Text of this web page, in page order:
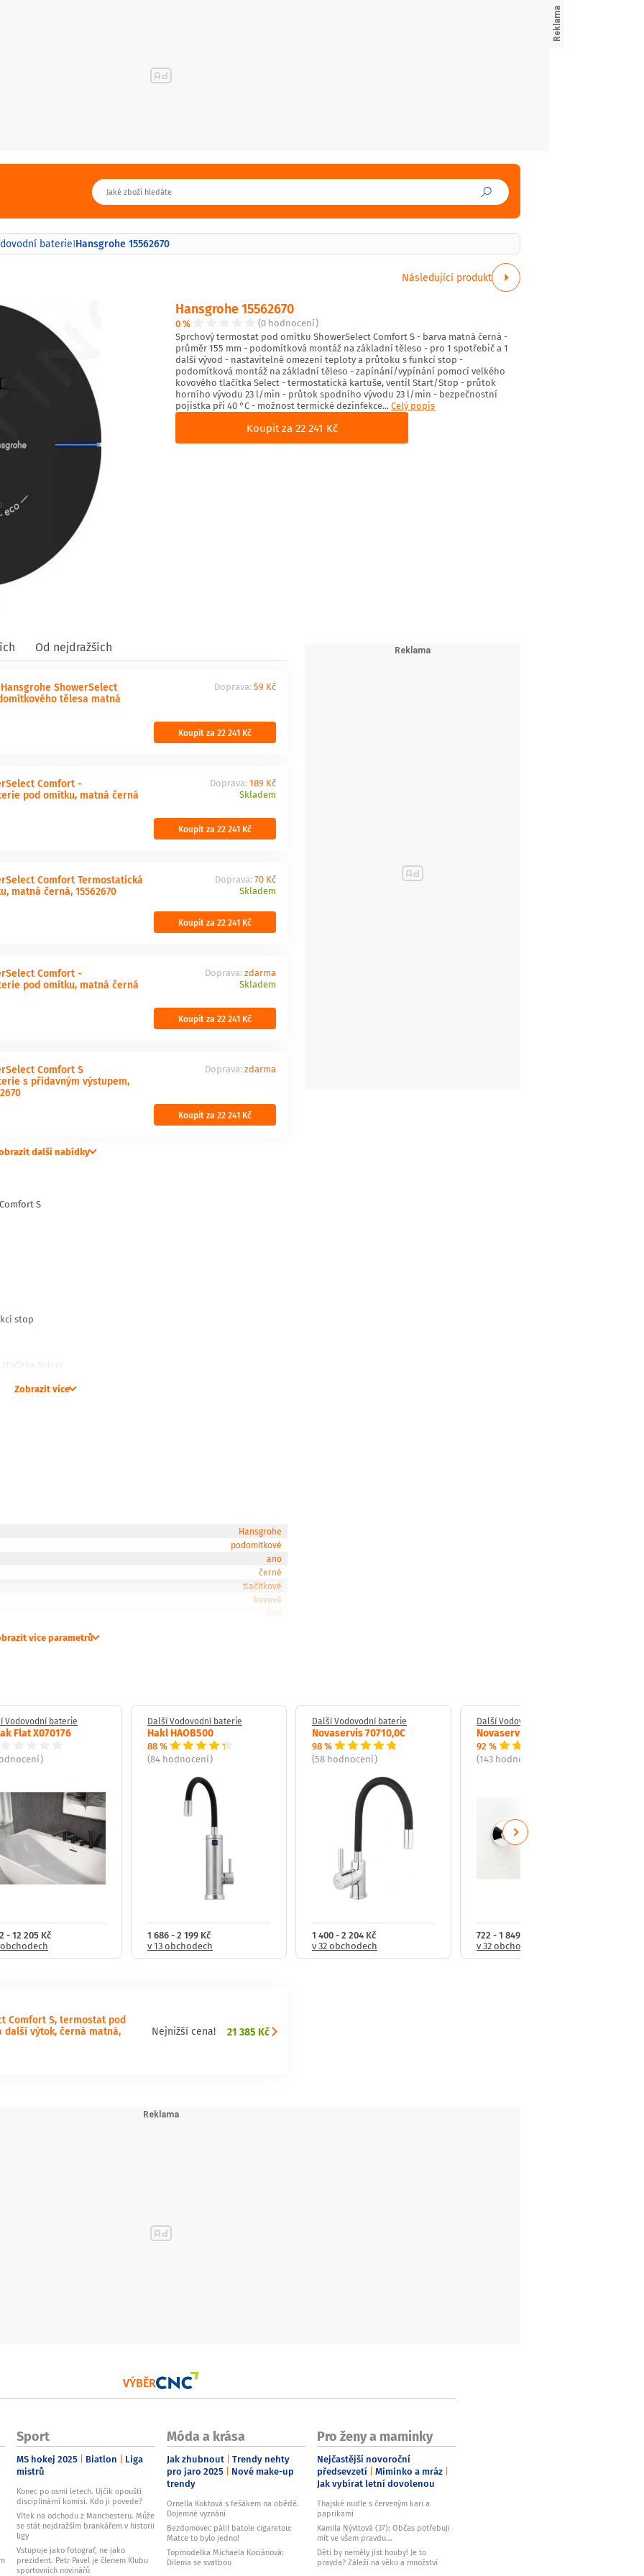
baterie|Hansgrohe 15562670
Následující produkt
Hansgrohe 15562670
0 %
(0 hodnocení)
Sprchový termostat pod omítku ShowerSelect Comfort S - barva matná černá -
průměr 155 mm - podomítková montáž na základní těleso - pro 1 spotřebič a 1
další vývod - nastavitelné omezení teploty a průtoku s funkcí stop -
podomítková montáž na základní těleso - zapínání/vypínání pomocí velkého
kovového tlačítka Select - termostatická kartuše, ventil Start/Stop - průtok
horního vývodu 23 l/min - průtok spodního vývodu 23 l/min - bezpečnostní
pojistka při 40 °C - možnost termické dezinfekce...Celý popis
Koupit za 22 241 Kč
Od nejdražších
ShowerSelect
tělesa matná
Doprava: 59 Kč
Koupit za 22 241 Kč
Comfort -
pod omítku, matná černá
Doprava: 189 Kč
Skladem
Koupit za 22 241 Kč
Comfort Termostatická
matná černá, 15562670
Doprava: 70 Kč
Skladem
Koupit za 22 241 Kč
Comfort -
pod omítku, matná černá
Doprava: zdarma
Skladem
Koupit za 22 241 Kč
Comfort S
s přídavným výstupem,
Doprava: zdarma
Koupit za 22 241 Kč
další nabídky
S
stop
Select
sprchu, vodopád, vanu
zakoupit zvlášť.
Zobrazit více
Hansgrohe
podomítkové
ano
černé
tlačítkové
kovové
ano
více parametrů
Vodovodní baterie
Flat X070176
- 12 205 Kč
obchodech
Další Vodovodní baterie
Hakl HAOB500
88 %
(84 hodnocení)
1 686 - 2 199 Kč
v 13 obchodech
Další Vodovodní baterie
Novaservis 70710,0C
98 %
(58 hodnocení)
1 400 - 2 204 Kč
v 32 obchodech
Další Vodovodní baterie
Novaservis 92074/1
92 %
(143 hodnocení)
722 - 1 849 Kč
v 32 obchodech
Next
Comfort S, termostat pod
výtok, černá matná, Nejnižší cena! 21 385 Kč
VÝBĚR
Sport
MS hokej 2025 Biatlon
Liga
mistrů
Konec po osmi letech. Ujčík opouští
disciplinární komisi. Kdo ji povede?
Vítek na odchodu z Manchesteru. Může
se stát nejdražším brankářem v historii
ligy
Vstupuje jako fotograf, ne jako
prezident. Petr Pavel je členem Klubu
sportovních novinářů
Móda a krása
Jak zhubnout Trendy nehty
pro jaro 2025 Nové make-up
trendy
Ornella Koktová s fešákem na obědě.
Dojemné vyznání
Bezdomovec pálil batole cigaretou:
Matce to bylo jedno!
Topmodelka Michaela Kociánová:
Dilema se svatbou
Pro ženy a maminky
Nejčastější novoroční
předsevzetí Miminko a mráz
Jak vybírat letní dovolenou
Thajské nudle s červeným kari a
paprikami
Kamila Nývltová (37): Občas potřebuji
mít ve všem pravdu...
Děti by neměly jíst houby! Je to
pravda? Záleží na věku a množství